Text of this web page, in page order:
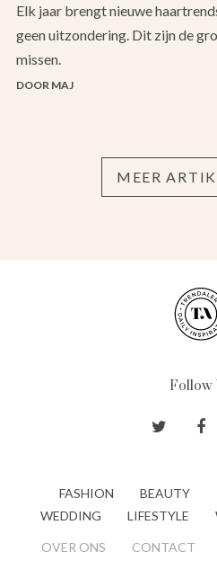
Elk jaar brengt nieuwe
geen uitzondering. Dit zijn de
missen.
DOOR MAJ
MEER
Follow
FASHION BEAUTY
WEDDING
LIFESTYLE
OVER ONS CONTACT